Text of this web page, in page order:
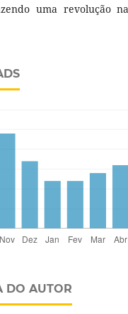
uma revolução
DO AUTOR